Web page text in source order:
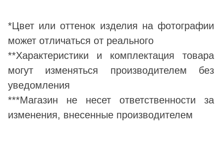
*Цвет или оттенок изделия на фотографии
может отличаться от реального
**Характеристики и комплектация товара
могут изменяться производителем без
уведомления
***Магазин не несет ответственности за
изменения, внесенные производителем